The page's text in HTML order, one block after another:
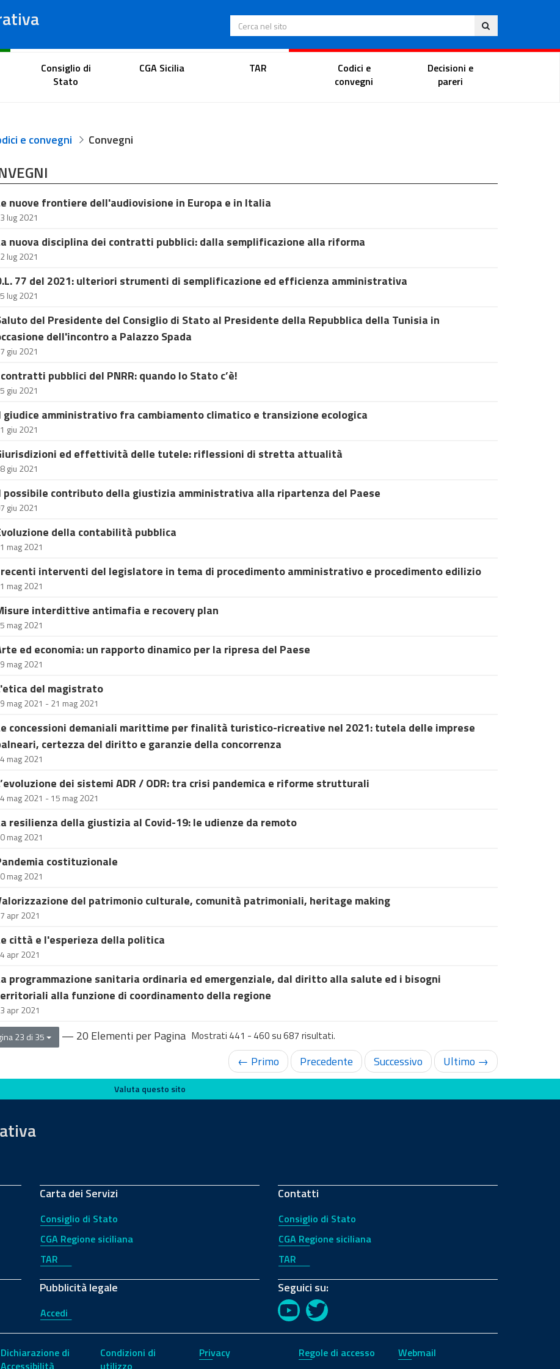
Ita
Cerca nel sito
Portale dell'avvocato Portale del magistrato
Consiglio di
Stato
CGA Sicilia TAR
Codici e
convegni
Decisioni e
pareri
e convegni Convegni
nuove frontiere dell'audiovisione in Europa e in Italia
lug 2021
nuova disciplina dei contratti pubblici: dalla semplificazione alla riforma
lug 2021
77 del 2021: ulteriori strumenti di semplificazione ed efficienza amministrativa
lug 2021
del Presidente del Consiglio di Stato al Presidente della Repubblica della Tunisia in
dell'incontro a Palazzo Spada
giu 2021
pubblici del PNRR: quando lo Stato c’è!
giu 2021
giudice amministrativo fra cambiamento climatico e transizione ecologica
giu 2021
ed effettività delle tutele: riflessioni di stretta attualità
giu 2021
possibile contributo della giustizia amministrativa alla ripartenza del Paese
giu 2021
della contabilità pubblica
mag 2021
interventi del legislatore in tema di procedimento amministrativo e procedimento edilizio
mag 2021
interdittive antimafia e recovery plan
mag 2021
ed economia: un rapporto dinamico per la ripresa del Paese
mag 2021
del magistrato
mag 2021 - 21 mag 2021
concessioni demaniali marittime per finalità turistico-ricreative nel 2021: tutela delle imprese
certezza del diritto e garanzie della concorrenza
mag 2021
dei sistemi ADR / ODR: tra crisi pandemica e riforme strutturali
mag 2021 - 15 mag 2021
resilienza della giustizia al Covid-19: le udienze da remoto
mag 2021
costituzionale
mag 2021
del patrimonio culturale, comunità patrimoniali, heritage making
apr 2021
città e l'esperieza della politica
apr 2021
programmazione sanitaria ordinaria ed emergenziale, dal diritto alla salute ed i bisogni
alla funzione di coordinamento della regione
apr 2021
23 di 35 — 20 Elementi per Pagina Mostrati 441 - 460 su 687 risultati.
← Primo Precedente Successivo Ultimo →
Valuta questo sito
Carta dei Servizi
Consiglio di Stato
CGA Regione siciliana
TAR
Pubblicità legale
Accedi
Contatti
Consiglio di Stato
CGA Regione siciliana
TAR
Seguici su:
YouTubeTwitter
Dichiarazione di
Accessibilità
Condizioni di
utilizzo
Privacy Regole di accesso Webmail